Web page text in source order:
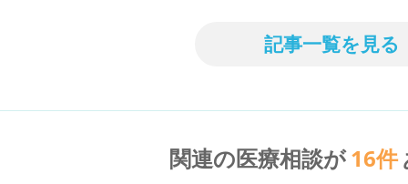
記事一覧を見る
関連の医療相談が16件